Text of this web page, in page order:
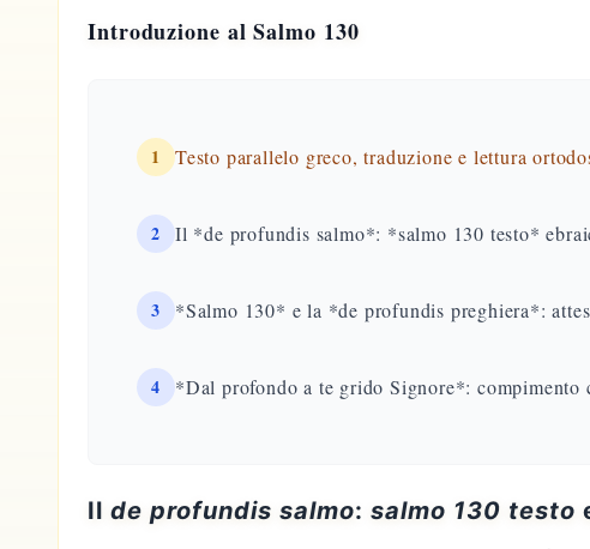
Introduzione al Salmo 130
1 Testo parallelo greco, traduzione e lettura
2 Il *de profundis salmo*: *salmo 130 testo*
3 *Salmo 130* e la *de profundis preghiera*:
4 *Dal profondo a te grido Signore*:
Il de profundis salmo: salmo 130 testo